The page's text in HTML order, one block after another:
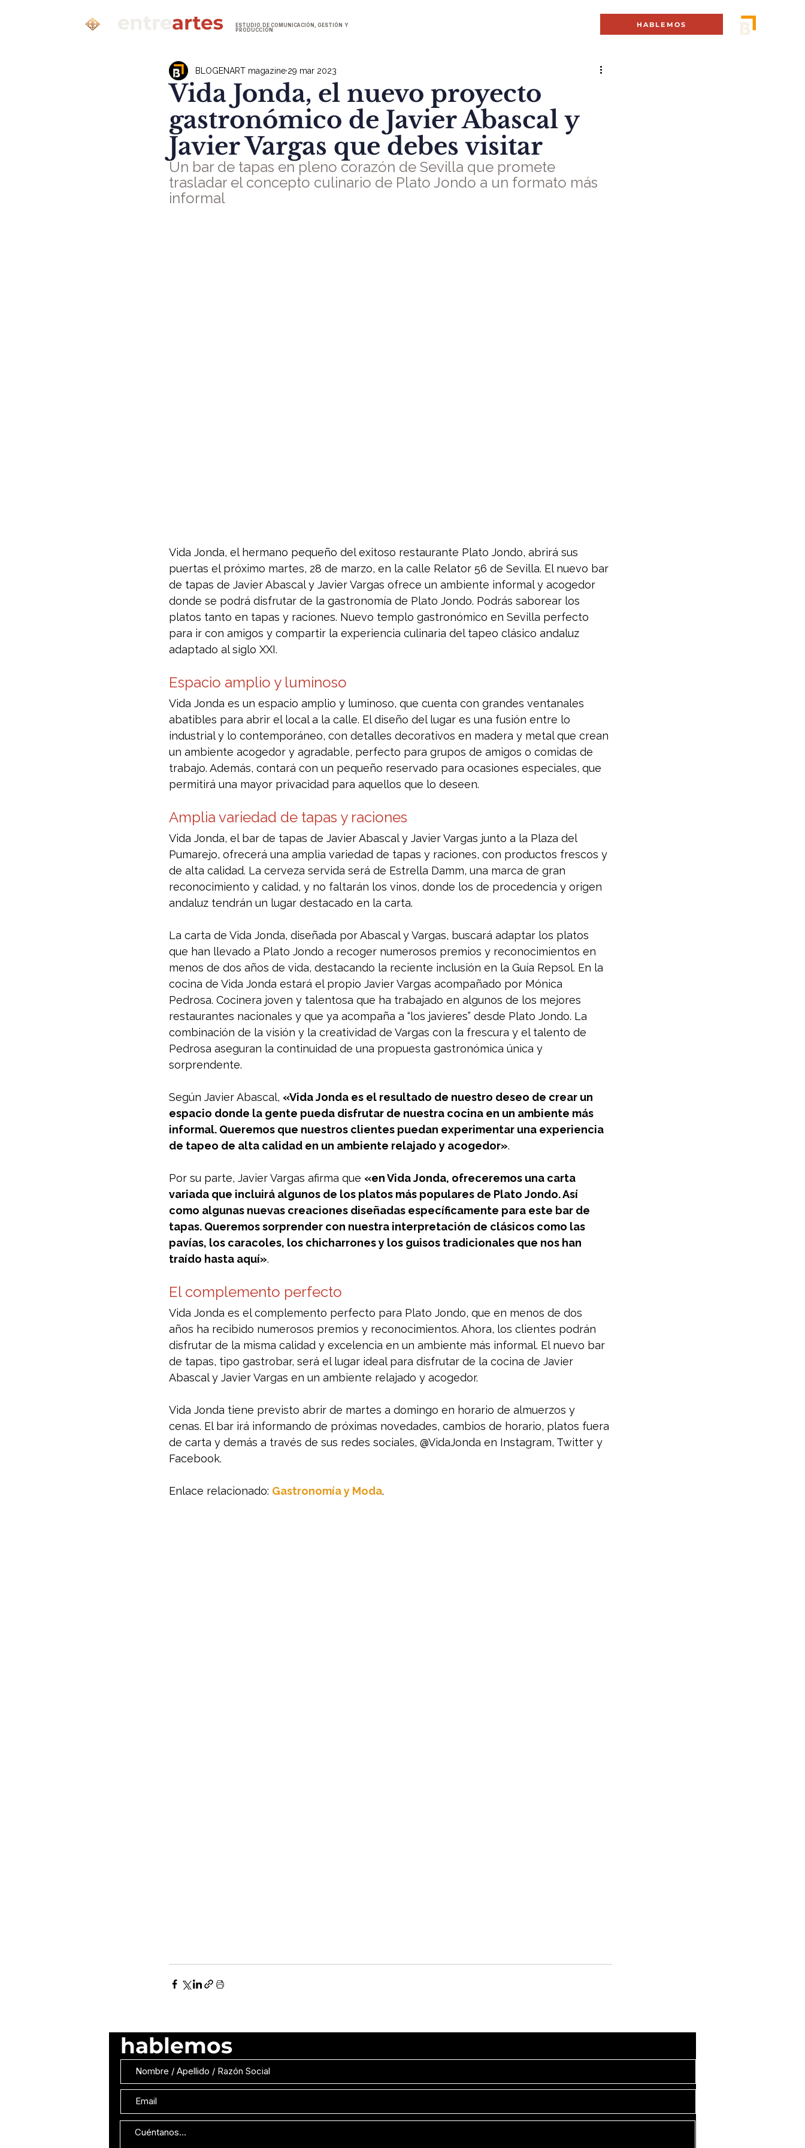
ESTUDIO DE COMUNICACIÓN, GESTIÓN Y
PRODUCCIÓN
HABLEMOS
Vida Jonda, el nuevo proyecto
gastronómico de Javier Abascal y
Javier Vargas que debes visitar
BLOGENART magazine 29 mar 2023
Un bar de tapas en pleno corazón de Sevilla que promete
trasladar el concepto culinario de Plato Jondo a un formato más
informal
Vida Jonda, el hermano pequeño del exitoso restaurante Plato Jondo, abrirá sus
puertas el próximo martes, 28 de marzo, en la calle Relator 56 de Sevilla. El nuevo bar
de tapas de Javier Abascal y Javier Vargas ofrece un ambiente informal y acogedor
donde se podrá disfrutar de la gastronomía de Plato Jondo. Podrás saborear los
platos tanto en tapas y raciones. Nuevo templo gastronómico en Sevilla perfecto
para ir con amigos y compartir la experiencia culinaria del tapeo clásico andaluz
adaptado al siglo XXI.
Espacio amplio y luminoso
Vida Jonda es un espacio amplio y luminoso, que cuenta con grandes ventanales
abatibles para abrir el local a la calle. El diseño del lugar es una fusión entre lo
industrial y lo contemporáneo, con detalles decorativos en madera y metal que crean
un ambiente acogedor y agradable, perfecto para grupos de amigos o comidas de
trabajo. Además, contará con un pequeño reservado para ocasiones especiales, que
permitirá una mayor privacidad para aquellos que lo deseen.
Amplia variedad de tapas y raciones
Vida Jonda, el bar de tapas de Javier Abascal y Javier Vargas junto a la Plaza del
Pumarejo, ofrecerá una amplia variedad de tapas y raciones, con productos frescos y
de alta calidad. La cerveza servida será de Estrella Damm, una marca de gran
reconocimiento y calidad, y no faltarán los vinos, donde los de procedencia y origen
andaluz tendrán un lugar destacado en la carta.
La carta de Vida Jonda, diseñada por Abascal y Vargas, buscará adaptar los platos
que han llevado a Plato Jondo a recoger numerosos premios y reconocimientos en
menos de dos años de vida, destacando la reciente inclusión en la Guía Repsol. En la
cocina de Vida Jonda estará el propio Javier Vargas acompañado por Mónica
Pedrosa. Cocinera joven y talentosa que ha trabajado en algunos de los mejores
restaurantes nacionales y que ya acompaña a “los javieres” desde Plato Jondo. La
combinación de la visión y la creatividad de Vargas con la frescura y el talento de
Pedrosa aseguran la continuidad de una propuesta gastronómica única y
sorprendente.
Según Javier Abascal, «Vida Jonda es el resultado de nuestro deseo de crear un
espacio donde la gente pueda disfrutar de nuestra cocina en un ambiente más
informal. Queremos que nuestros clientes puedan experimentar una experiencia
de tapeo de alta calidad en un ambiente relajado y acogedor».
Por su parte, Javier Vargas afirma que «en Vida Jonda, ofreceremos una carta
variada que incluirá algunos de los platos más populares de Plato Jondo. Así
como algunas nuevas creaciones diseñadas específicamente para este bar de
tapas. Queremos sorprender con nuestra interpretación de clásicos como las
pavías, los caracoles, los chicharrones y los guisos tradicionales que nos han
traído hasta aquí».
El complemento perfecto
Vida Jonda es el complemento perfecto para Plato Jondo, que en menos de dos
años ha recibido numerosos premios y reconocimientos. Ahora, los clientes podrán
disfrutar de la misma calidad y excelencia en un ambiente más informal. El nuevo bar
de tapas, tipo gastrobar, será el lugar ideal para disfrutar de la cocina de Javier
Abascal y Javier Vargas en un ambiente relajado y acogedor.
Vida Jonda tiene previsto abrir de martes a domingo en horario de almuerzos y
cenas. El bar irá informando de próximas novedades, cambios de horario, platos fuera
de carta y demás a través de sus redes sociales, @VidaJonda en Instagram, Twitter y
Facebook.
Enlace relacionado: Gastronomía y Moda.
hablemos